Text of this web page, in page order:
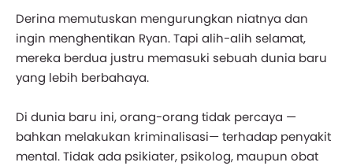
Derina memutuskan mengurungkan niatnya dan
ingin menghentikan Ryan. Tapi alih-alih selamat,
mereka berdua justru memasuki sebuah dunia baru
yang lebih berbahaya.
Di dunia baru ini, orang-orang tidak percaya —
bahkan melakukan kriminalisasi— terhadap penyakit
mental. Tidak ada psikiater, psikolog, maupun obat